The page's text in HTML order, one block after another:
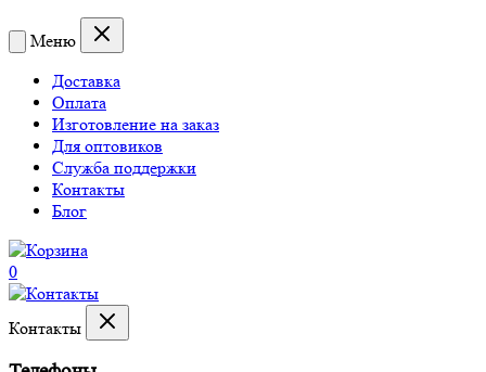
Меню
Доставка
Оплата
Изготовление на заказ
Для оптовиков
Служба поддержки
Контакты
Блог
0
Контакты